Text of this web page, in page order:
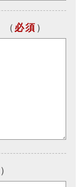
（ 必須 ）
）